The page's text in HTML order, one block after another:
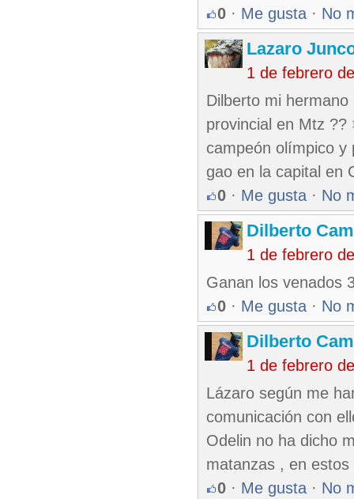
0 · Me gusta · No
Lazaro
1 de febrero
Dilberto mi
provincial en Mtz
campeón olímpico y
gao en la capital en
0 · Me gusta · No
Dilberto
1 de febrero
Ganan los venados
0 · Me gusta · No
Dilberto
1 de febrero
Lázaro según me
comunicación con
Odelin no ha dicho
matanzas , en
0 · Me gusta · No